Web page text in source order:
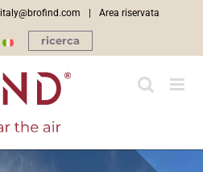
italy@brofind.com Area riservata
ricerca